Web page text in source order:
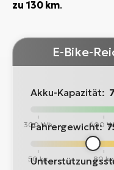
zu 130 km.
E-Bike-
Akku-Kapazität:
300 Wh 600
Fahrergewicht:
50 kg 80 kg